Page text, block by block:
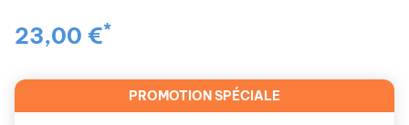
23,00 €*
PROMOTION SPÉCIALE